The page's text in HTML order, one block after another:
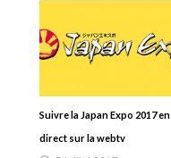
Suivre la Japan Expo 2017 en
direct sur la webtv